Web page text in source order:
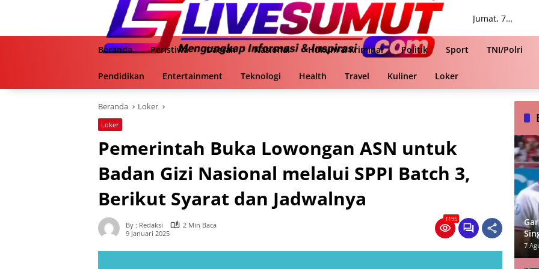
Jumat, 7
Beranda
Peristiwa Daerah Nasional Hukum & Kriminal Politik Sport TNI/Polri
Pendidikan Entertainment Teknologi Health Travel Kuliner Loker
Beranda Loker
Loker
Pemerintah Buka Lowongan ASN untuk
Badan Gizi Nasional melalui SPPI Batch 3,
Berikut Syarat dan Jadwalnya
By : Redaksi
2 Min Baca
9 Januari 2025
1195
7